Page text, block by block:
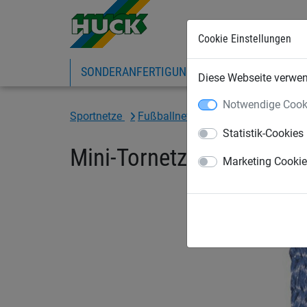
Cookie Einstellungen
Diese Webseite
Notwendige
Statistik-Cookies
Marketing
SONDERANFERTIGUNG SPORTNETZE
Sportnetze Fußballnetze
Mini-Tornetz, PP 3 mm,